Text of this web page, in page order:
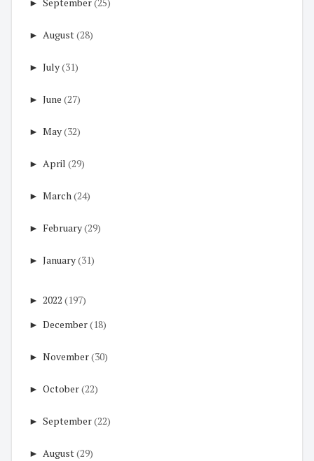
► August(28)
► July(31)
► June (27)
► May(32)
► April (29)
► March(24)
► February(29)
► January(31)
► 2022 (197)
► December(18)
► November(30)
► October(22)
► September(22)
► August(29)